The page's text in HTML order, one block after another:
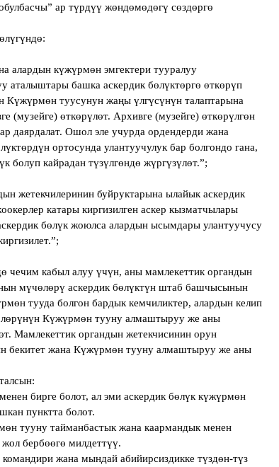
ар түрдүү жөндөмөдөгү сөздөргө
алардын күжүрмөн эмгектери тууралуу
аталыштары башка аскердик бөлүктөргө өткөрүп
туусунун жаңы үлгүсүнүн талаптарына
(музейге) өткөрүлөт. Архивге (музейге) өткөрүлгөн
даярдалат. Ошол эле учурда ордендерди жана
ортосунда улантуучулук бар болгондо гана,
болуп кайрадан түзүлгөндө жүргүзүлөт.”;
жетекчилеринин буйруктарына ылайык аскердик
катары киргизилген аскер кызматчылары
бөлүк жоюлса алардын ысымдары улантуучусу
кабыл алуу үчүн, аны мамлекеттик органдын
мүчөлөрү аскердик бөлүктүн штаб башчысынын
тууда болгон бардык кемчиликтер, алардын келип
Күжүрмөн тууну алмаштыруу же аны
Мамлекеттик органдын жетекчисинин орун
бекитет жана Күжүрмөн тууну алмаштыруу же аны
бирге болот, ал эми аскердик бөлүк күжүрмөн
пунктта болот.
тууну тайманбастык жана каармандык менен
бербөөгө милдеттүү.
жана мындай абийирсиздикке түздөн-түз